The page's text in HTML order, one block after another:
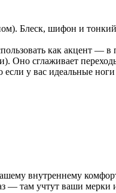
Блеск, шифон и
как акцент — в
Оно сглаживает
у вас идеальные ноги
внутреннему
— там учтут ваши мерки